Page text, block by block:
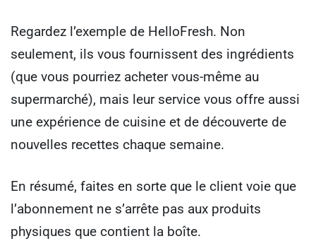
Regardez l’exemple de HelloFresh. Non
seulement, ils vous fournissent des ingrédients
(que vous pourriez acheter vous-même au
supermarché), mais leur service vous offre aussi
une expérience de cuisine et de découverte de
nouvelles recettes chaque semaine.
En résumé, faites en sorte que le client voie que
l’abonnement ne s’arrête pas aux produits
physiques que contient la boîte.